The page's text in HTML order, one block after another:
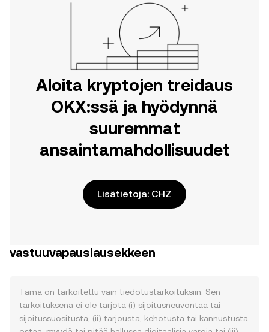
Aloita kryptojen treidaus
OKX:ssä ja hyödynnä
suuremmat
ansaintamahdollisuudet
Lisätietoja: CHZ
vastuuvapauslausekkeen
Tämä on tarkoitettu vain tiedotustarkoituksiin. Sen
tarkoituksena ei ole tarjota (i) sijoitusneuvontaa tai
sijoitussuositusta, (ii) tarjousta, kehotusta tai kannustusta